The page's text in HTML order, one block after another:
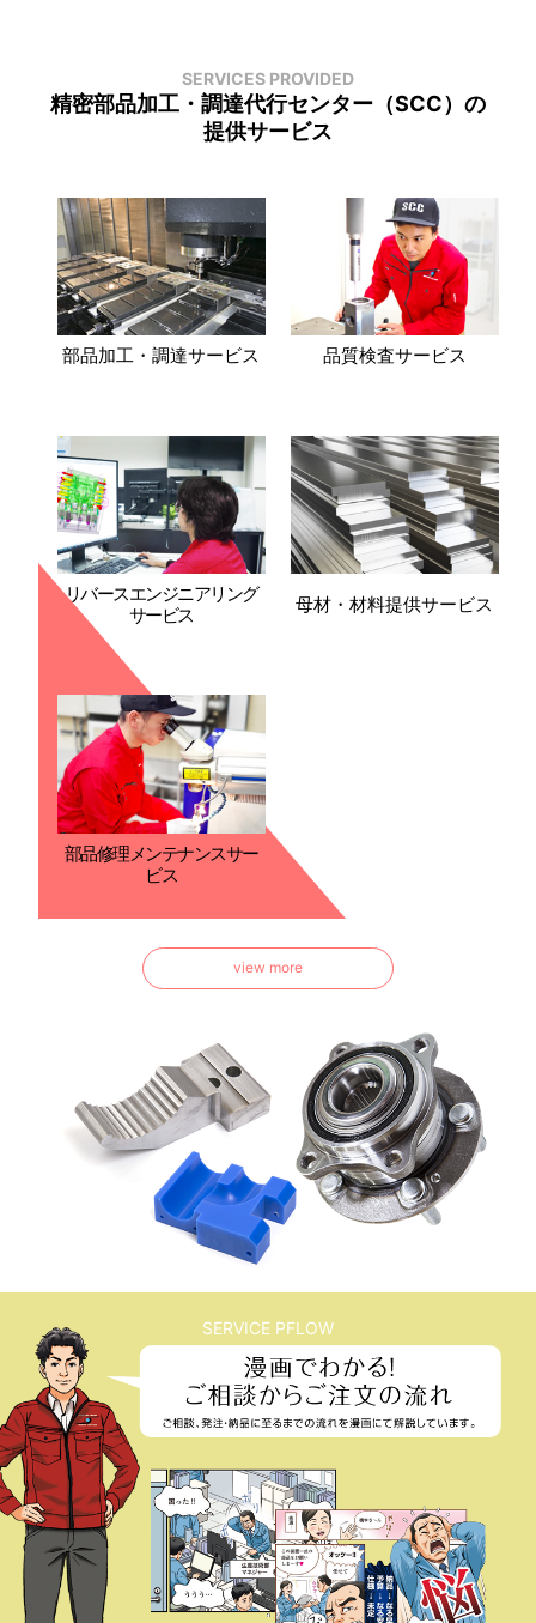
SERVICES PROVIDED
精密部品加工・調達代行センター（SCC）の
提供サービス
部品加工・調達サービス 品質検査サービス
リバースエンジニアリング
サービス
母材・材料提供サービス
部品修理メンテナンスサー
ビス
view more
SERVICE PFLOW